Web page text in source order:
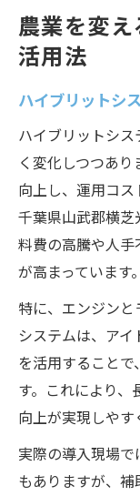
ハイブ
化の可
農業効
ム事例
千葉県山武
横芝光
の現状
地域農
期待感
横芝光
ステム
ハイブ
たらす
横芝光
システム
省エネと効
ハイブ
農業を変
活用法
ハイブリットシ
ハイブリットシ
く変化しつつあ
向上し、運用コス
千葉県山武郡横
料費の高騰や人
が高まっています。
特に、エンジン
システムは、ア
を活用すること
す。これにより
向上が実現しやす
実際の導入現場
もありますが、